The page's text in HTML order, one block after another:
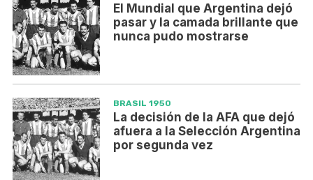
El Mundial que Argentina dejó
pasar y la camada brillante que
nunca pudo mostrarse
BRASIL 1950
La decisión de la AFA que dejó
afuera a la Selección Argentina
por segunda vez